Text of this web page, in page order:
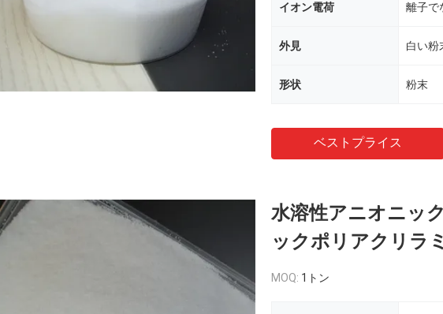
イオン電荷 離子で
外見 白い粉
形状 粉末
ベストプライス
水溶性アニオニッ
ックポリアクリラ
MOQ: 1トン